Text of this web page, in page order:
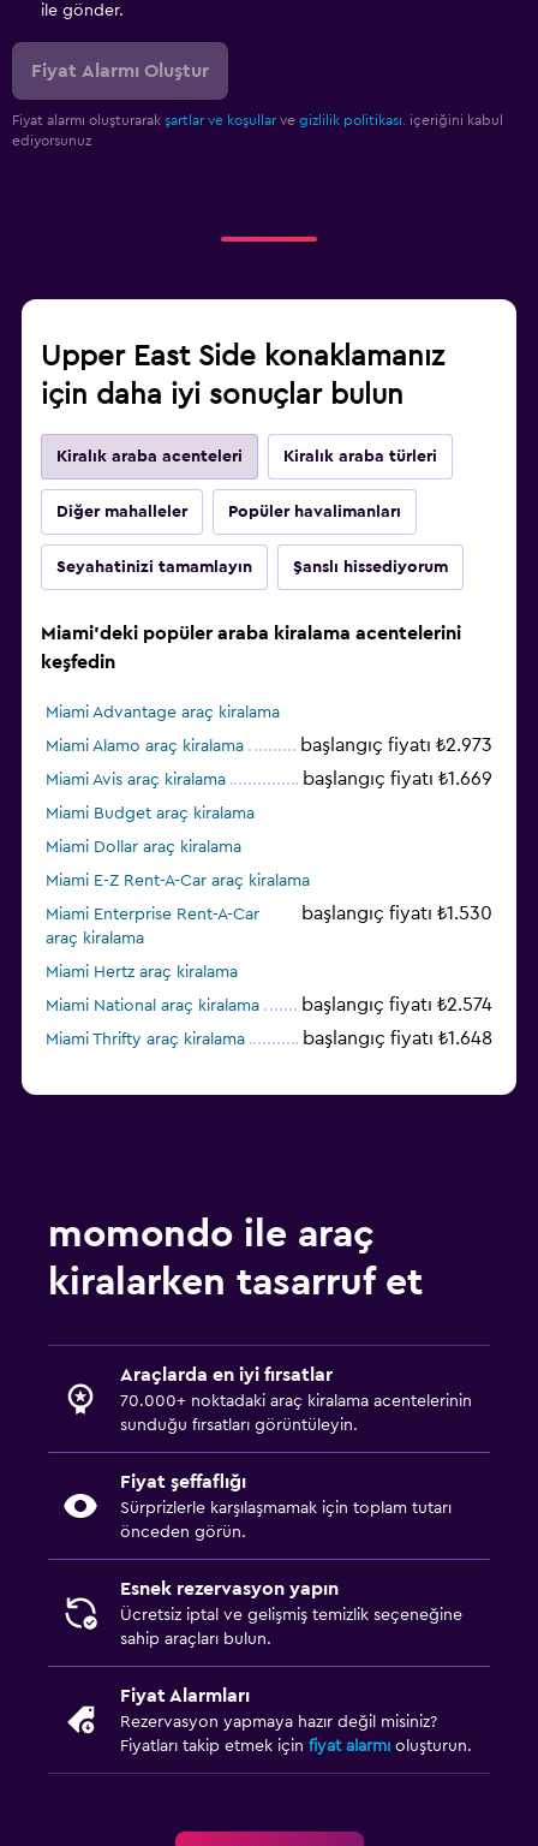
ile gönder.
Fiyat Alarmı Oluştur
Fiyat alarmı oluşturarak şartlar ve koşullar ve gizlilik politikası. içeriğini kabul
ediyorsunuz
Upper East Side konaklamanız
için daha iyi sonuçlar bulun
Kiralık araba acenteleri Kiralık araba türleri
Diğer mahalleler Popüler havalimanları
Seyahatinizi tamamlayın Şanslı hissediyorum
Miami'deki popüler araba kiralama acentelerini
keşfedin
Miami Advantage araç kiralama
Miami Alamo araç kiralama
başlangıç fiyatı ₺2.973
Miami Avis araç kiralama başlangıç fiyatı ₺1.669
Miami Budget araç kiralama
Miami Dollar araç kiralama
Miami E-Z Rent-A-Car araç kiralama
Miami Enterprise Rent-A-Car
araç kiralama
başlangıç fiyatı ₺1.530
Miami Hertz araç kiralama
Miami National araç kiralama
başlangıç fiyatı ₺2.574
Miami Thrifty araç kiralama başlangıç fiyatı ₺1.648
momondo ile araç
kiralarken tasarruf et
Araçlarda en iyi fırsatlar
70.000+ noktadaki araç kiralama acentelerinin
sunduğu fırsatları görüntüleyin.
Fiyat şeffaflığı
Sürprizlerle karşılaşmamak için toplam tutarı
önceden görün.
Esnek rezervasyon yapın
Ücretsiz iptal ve gelişmiş temizlik seçeneğine
sahip araçları bulun.
Fiyat Alarmları
Rezervasyon yapmaya hazır değil misiniz?
Fiyatları takip etmek için fiyat alarmı oluşturun.